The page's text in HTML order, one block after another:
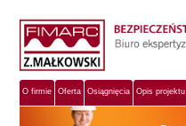
O firmie Oferta Osiągnięcia Opis projektu